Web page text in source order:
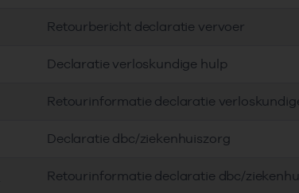
Retourbericht declaratie vervoer
Declaratie verloskundige hulp
Retourinformatie declaratie
Declaratie dbc/ziekenhuiszorg
Retourinformatie declaratie dbc/